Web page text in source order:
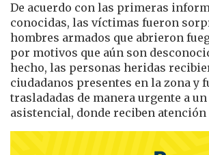
De acuerdo con las primeras
conocidas, las víctimas fueron
hombres armados que abrieron
por motivos que aún son
hecho, las personas heridas
ciudadanos presentes en la zona y
trasladadas de manera urgente a
asistencial, donde reciben atención